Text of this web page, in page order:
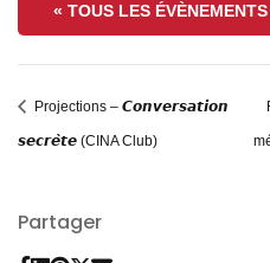
« TOUS LES ÉVÈNEMENTS
Projections – 𝘾𝙤𝙣𝙫𝙚𝙧𝙨𝙖𝙩𝙞𝙤𝙣
𝙨𝙚𝙘𝙧𝙚̀𝙩𝙚 (CINA Club)
Partager